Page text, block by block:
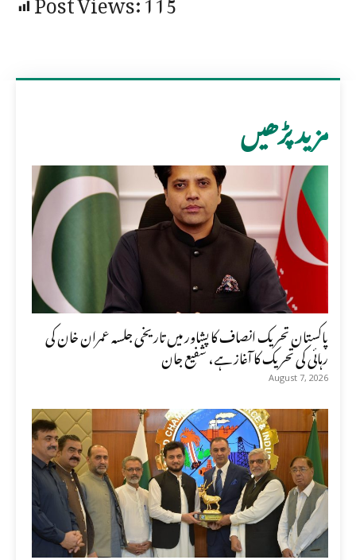
مزید پڑھیں
پاکستان تحریک انصاف کا پشاور میں تاریخی جلسہ عمران خان کی
رہائی کی تحریک کا آغاز ہے، شفیع جان
August 7, 2026